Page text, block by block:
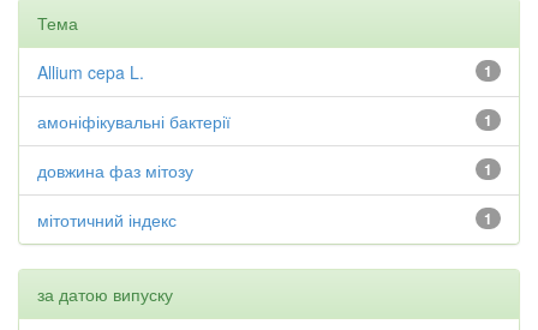
Тема
1
Allium cepa L.
1
амоніфікувальні бактерії
1
довжина фаз мітозу
1
мітотичний індекс
за датою випуску